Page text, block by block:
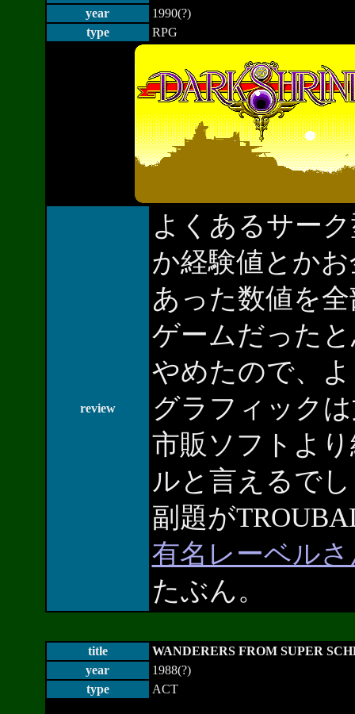
year
1990(?)
type
RPG
review
よくあるサー
か経験値とか
あった数値を
ゲームだった
やめたので、
グラフィック
市販ソフトよ
ルと言えるで
副題が
有名レーベル
たぶん。
title
WANDERERS FROM SUPER
year
1988(?)
type
ACT